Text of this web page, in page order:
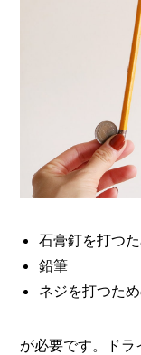
石膏釘を打つ
鉛筆
ネジを打つた
が必要です。ド